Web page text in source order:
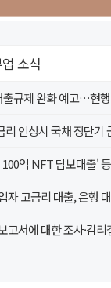
소식
출규제 완화 예고…현
자 고금리 대출, 은행